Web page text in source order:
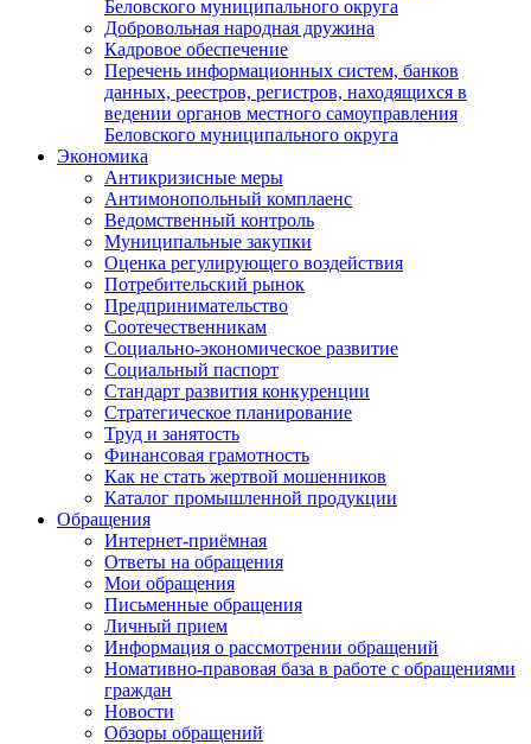
Беловского муниципального округа
Добровольная народная дружина
Кадровое обеспечение
Перечень информационных систем, банков
данных, реестров, регистров, находящихся в
ведении органов местного самоуправления
Беловского муниципального округа
Экономика
Антикризисные меры
Антимонопольный комплаенс
Ведомственный контроль
Муниципальные закупки
Оценка регулирующего воздействия
Потребительский рынок
Предпринимательство
Соотечественникам
Социально-экономическое развитие
Социальный паспорт
Стандарт развития конкуренции
Стратегическое планирование
Труд и занятость
Финансовая грамотность
Как не стать жертвой мошенников
Каталог промышленной продукции
Обращения
Интернет-приёмная
Ответы на обращения
Мои обращения
Письменные обращения
Личный прием
Информация о рассмотрении обращений
Номативно-правовая база в работе с обращениями
граждан
Новости
Обзоры обращений